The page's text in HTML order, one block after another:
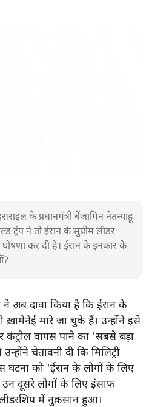
के प्रधानमंत्री बेंजामिन नेतन्याहू
ने तो ईरान के सुप्रीम लीडर
कर दी है। ईरान के इनकार के
ने अब दावा किया है कि ईरान के
मारे जा चुके हैं। उन्होंने इसे
कंट्रोल वापस पाने का 'सबसे बड़ा
चेतावनी दी कि मिलिट्री
घटना को 'ईरान के लोगों के लिए